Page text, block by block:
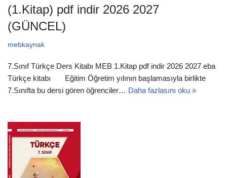
(1.Kitap) pdf indir 2026 2027
(GÜNCEL)
mebkaynak
7.Sınıf Türkçe Ders Kitabı MEB 1.Kitap pdf indir 2026 2027 eba
Türkçe kitabı Eğitim Öğretim yılının başlamasıyla birlikte
7.Sınıfta bu dersi gören öğrenciler… Daha fazlasını oku »